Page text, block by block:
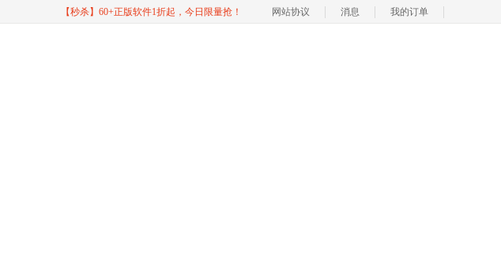
【秒杀】60+正版软件1折起，今日限量抢！ 网站协议 消息 我的订单